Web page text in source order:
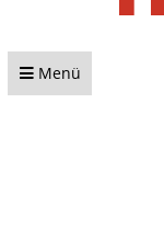
Menü